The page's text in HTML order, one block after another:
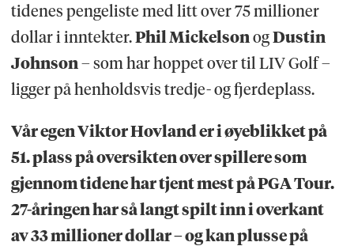
tidenes pengeliste med litt over 75 millioner
dollar i inntekter.Phil Mickelson ogDustin
Johnson – som har hoppet over til LIV Golf –
ligger på henholdsvis tredje- og fjerdeplass.
Vår egen Viktor Hovland er i øyeblikket på
51. plass på oversikten over spillere som
gjennom tidene har tjent mest på PGA Tour.
27-åringen har så langt spilt inn i overkant
av 33 millioner dollar – og kan plusse på